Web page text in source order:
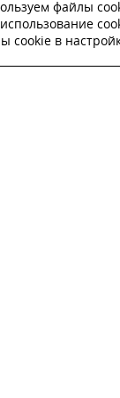
файлы
cookie в